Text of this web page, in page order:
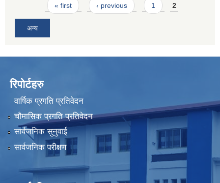
Pages« first ‹ previous 1 2
अन्य
रिपोर्टहरु
वार्षिक प्रगति प्रतिवेदन
चौमासिक प्रगति प्रतिवेदन
सार्वजनिक सुनुवाई
सार्वजनिक परीक्षण